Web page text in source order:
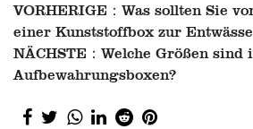
VORHERIGE： Was sollten Sie
einer Kunststoffbox zur
NÄCHSTE： Welche Größen sind
Aufbewahrungsboxen?